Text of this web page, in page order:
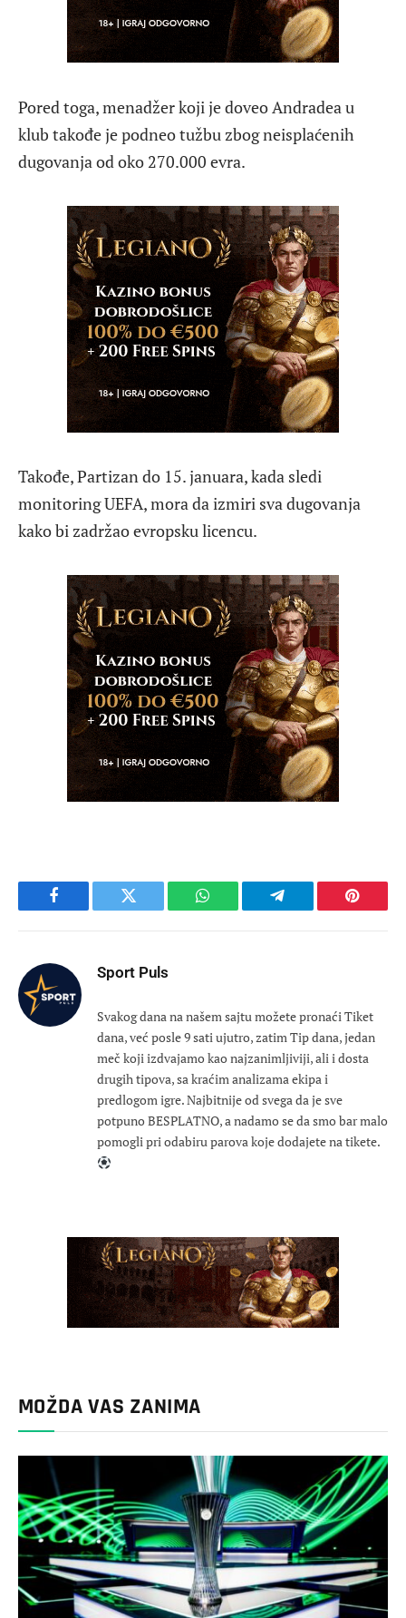
Pored toga, menadžer koji je doveo Andradea u
klub takođe je podneo tužbu zbog neisplaćenih
dugovanja od oko 270.000 evra.
Takođe, Partizan do 15. januara, kada sledi
monitoring UEFA, mora da izmiri sva dugovanja
kako bi zadržao evropsku licencu.
Facebook Twitter WhatsApp Telegram
Sport Puls
Svakog dana na našem sajtu možete pronaći Tiket
dana, već posle 9 sati ujutro, zatim Tip dana, jedan
meč koji izdvajamo kao najzanimljiviji, ali i dosta
drugih tipova, sa kraćim analizama ekipa i
predlogom igre. Najbitnije od svega da je sve
potpuno BESPLATNO, a nadamo se da smo bar malo
pomogli pri odabiru parova koje dodajete na tikete.
MOŽDA VAS ZANIMA